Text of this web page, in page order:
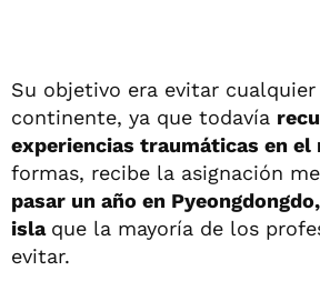
Su objetivo era evitar
continente, ya que todavía
experiencias traumáticas en el
formas, recibe la asignación
pasar un año en
isla que la mayoría de los
evitar.